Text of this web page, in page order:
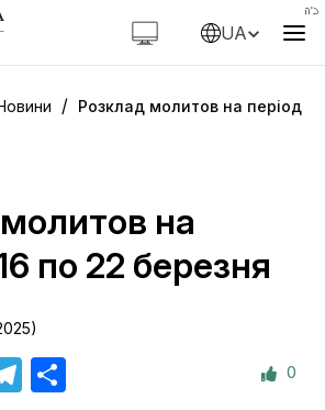
UA
/ Розклад молитов на період
на
по 22 березня
Telegram 0